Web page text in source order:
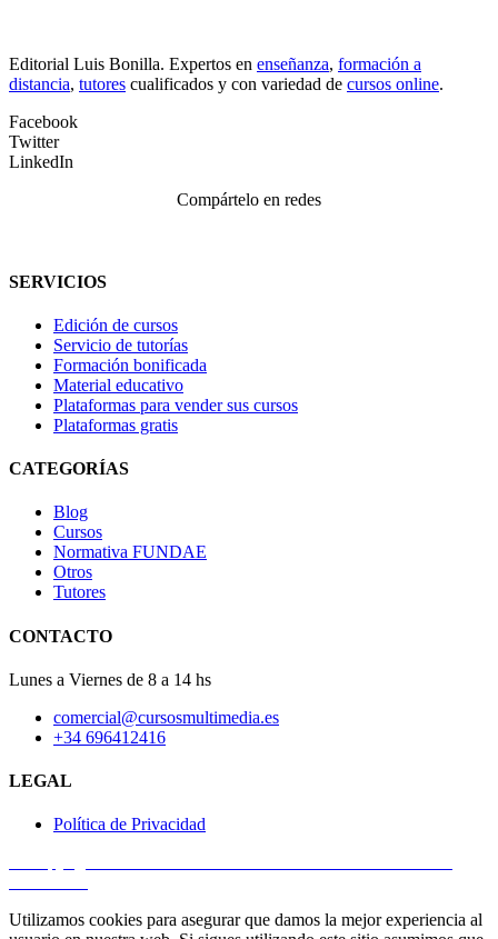
Editorial Luis Bonilla. Expertos en enseñanza, formación a
distancia, tutores cualificados y con variedad de cursos online.
Facebook
Twitter
LinkedIn
Compártelo en redes
SERVICIOS
Edición de cursos
Servicio de tutorías
Formación bonificada
Material educativo
Plataformas para vender sus cursos
Plataformas gratis
CATEGORÍAS
Blog
Cursos
Normativa FUNDAE
Otros
Tutores
CONTACTO
Lunes a Viernes de 8 a 14 hs
comercial@cursosmultimedia.es
+34 696412416
LEGAL
Política de Privacidad
Utilizamos cookies para asegurar que damos la mejor experiencia al